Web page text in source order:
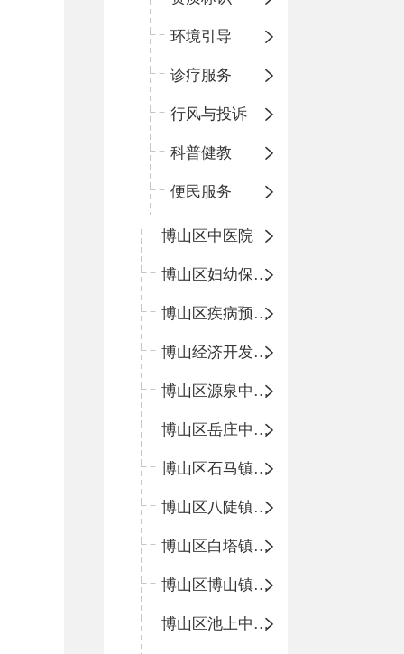
环境引导
诊疗服务
行风与投诉
科普健教
便民服务
博山区中医院
博山区妇幼保健院
博山区疾病预防控制中心
博山经济开发区卫生院
博山区源泉中心卫生院（博山区第二人民医院）
博山区岳庄中心卫生院
博山区石马镇卫生院
博山区八陡镇卫生院
博山区白塔镇卫生院
博山区博山镇中心卫生院（南院区、北院区）
博山区池上中心卫生院